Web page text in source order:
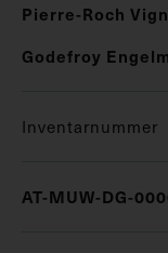
Pierre-Roch
Godefroy
Inventarnummer
AT-MUW-DG-